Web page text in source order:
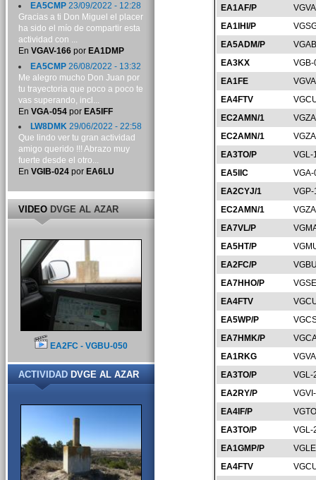
EA1AF/P
EA1IHI/P
EA5ADM/P
EA3KX
EA1FE
EA4FTV
EC2AMN/1
EC2AMN/1
EA3TO/P
VGL-
EA5IIC
EA2CYJ/1
EC2AMN/1
EA7VL/P
EA5HT/P
EA2FC/P
EA7HHO/P
EA4FTV
EA5WP/P
EA7HMK/P
EA1RKG
EA3TO/P
VGL-
EA2RY/P
EA4IF/P
EA3TO/P
VGL-
EA1GMP/P
EA4FTV
EA5CMP23/09/2022 - 12:28
Gracias a ti Don Miguel el placer
ha sido el mío de compartir esta
actividad con ...
En VGAV-166por EA1DMP
EA5CMP26/08/2022 - 13:32
Me alegro mucho Don Juan por
tu trayectoria que poco a poco te
vas superando, incl...
En VGA-054por EA5IFF
LW8DMK29/06/2022 - 22:58
Que lindo ver tu gran actividad
amigo querido !!! Abrazo muy
fuerte desde el otro...
En VGIB-024por EA6LU
VIDEODVGE AL AZAR
EA2FC - VGBU-050
ACTIVIDADDVGE AL AZAR